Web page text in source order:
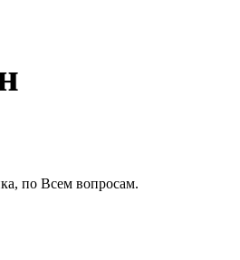
по Всем вопросам.